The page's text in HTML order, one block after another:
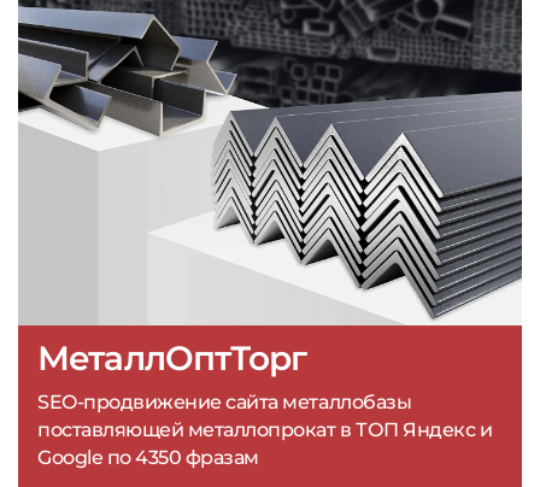
МеталлОптТорг
SEO-продвижение сайта металлобазы
поставляющей металлопрокат в ТОП Яндекс и
Google по 4350 фразам